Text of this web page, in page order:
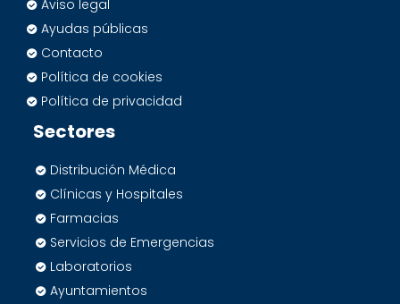
Aviso legal
Ayudas públicas
Contacto
Política de cookies
Política de privacidad
Sectores
Distribución Médica
Clínicas y Hospitales
Farmacias
Servicios de Emergencias
Laboratorios
Ayuntamientos